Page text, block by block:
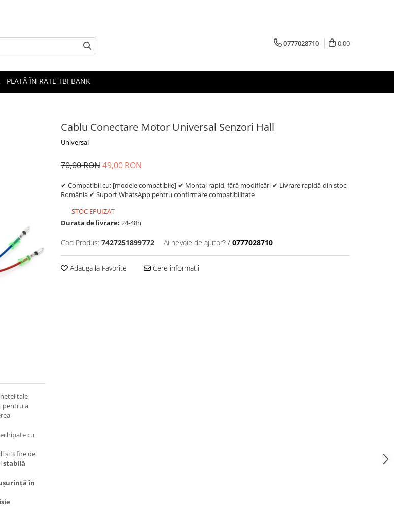
0777028710 0,00
PLATĂ ÎN RATE TBI BANK
Cablu Conectare Motor Universal Senzori Hall
Universal
70,00 RON49,00 RON
✔ Compatibil cu: [modele compatibile] ✔ Montaj rapid, fără modificări ✔ Livrare rapidă din stoc
România ✔ Suport WhatsApp pentru confirmare compatibilitate
STOC EPUIZAT
Durata de livrare: 24-48h
Cod Produs: 7427251899772 Ai nevoie de ajutor? / 0777028710
Adauga la Favorite Cere informatii
tale
pentru a
cu
și 3 fire de
stabilă
în